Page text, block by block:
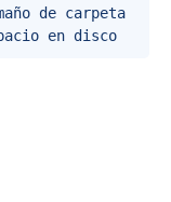
de carpeta
en disco